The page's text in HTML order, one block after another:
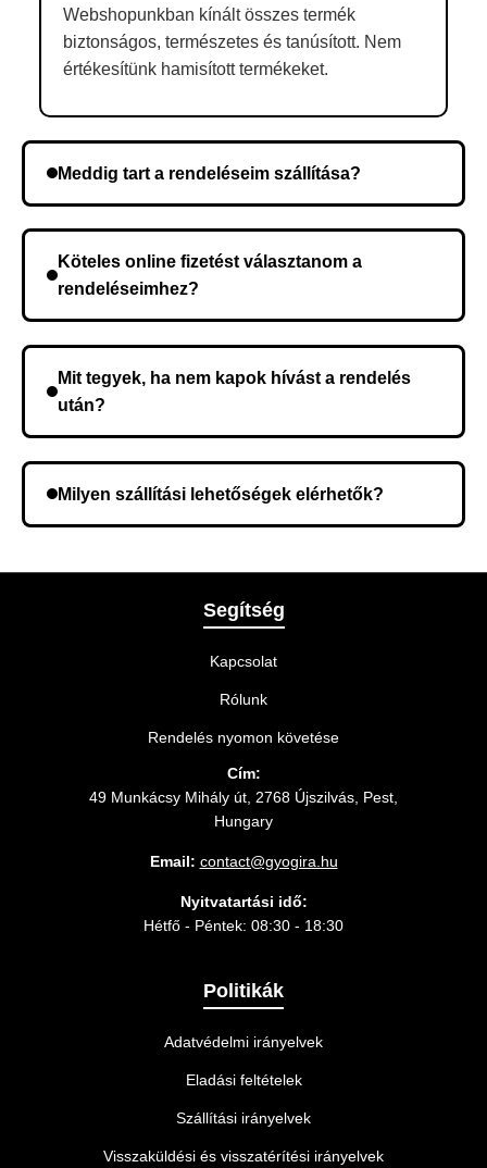
Webshopunkban kínált összes termék
biztonságos, természetes és tanúsított. Nem
értékesítünk hamisított termékeket.
Meddig tart a rendeléseim szállítása?
kerül, és ez az időtartam függ a szállítási címtől.
Köteles online fizetést választanom a
rendeléseimhez?
Mit tegyek, ha nem kapok hívást a rendelés
után?
meg a rendelést.
Milyen szállítási lehetőségek elérhetők?
legmegfelelőbb szállítási módot.
Segítség
Kapcsolat
Rólunk
Rendelés nyomon követése
Cím:
49 Munkácsy Mihály út, 2768 Újszilvás, Pest,
Hungary
Email: contact@gyogira.hu
Nyitvatartási idő:
Hétfő - Péntek: 08:30 - 18:30
Politikák
Adatvédelmi irányelvek
Eladási feltételek
Szállítási irányelvek
Visszaküldési és visszatérítési irányelvek